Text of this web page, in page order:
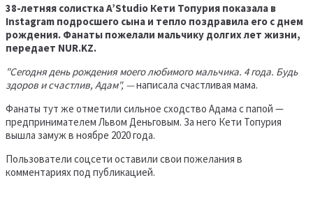
38-летняя солистка A’Studio Кети Топурия показала в
Instagram подросшего сына и тепло поздравила его с днем
рождения. Фанаты пожелали мальчику долгих лет жизни,
передает NUR.KZ.
"Сегодня день рождения моего любимого мальчика. 4 года. Будь
здоров и счастлив, Адам", —написала счастливая мама.
Фанаты тут же отметили сильное сходство Адама с папой —
предпринимателем Львом Деньговым. За него Кети Топурия
вышла замуж в ноябре 2020 года.
Пользователи соцсети оставили свои пожелания в
комментариях под публикацией.